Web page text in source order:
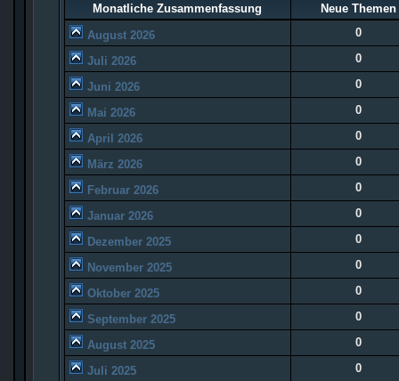
Monatliche Zusammenfassung
Neue Themen
August 2026
0
Juli 2026 0
Juni 2026 0
Mai 2026 0
April 2026 0
März 2026 0
Februar 2026 0
Januar 2026 0
Dezember 2025 0
November 2025 0
Oktober 2025 0
September 2025 0
August 2025 0
Juli 2025 0